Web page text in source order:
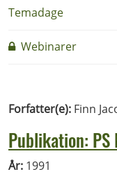
Temadage
Webinarer
Forfatter(e): Finn
Publikation: PS
År: 1991